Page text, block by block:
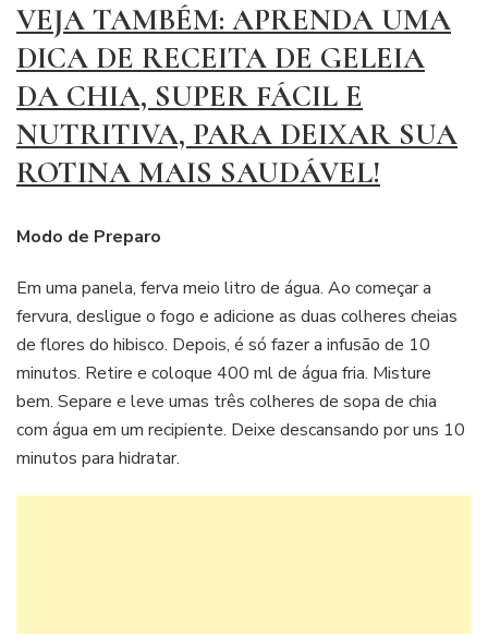
VEJA TAMBÉM: APRENDA UMA
DICA DE RECEITA DE GELEIA
DA CHIA, SUPER FÁCIL E
NUTRITIVA, PARA DEIXAR SUA
ROTINA MAIS SAUDÁVEL!
Modo de Preparo
Em uma panela, ferva meio litro de água. Ao começar a
fervura, desligue o fogo e adicione as duas colheres cheias
de flores do hibisco. Depois, é só fazer a infusão de 10
minutos. Retire e coloque 400 ml de água fria. Misture
bem. Separe e leve umas três colheres de sopa de chia
com água em um recipiente. Deixe descansando por uns 10
minutos para hidratar.